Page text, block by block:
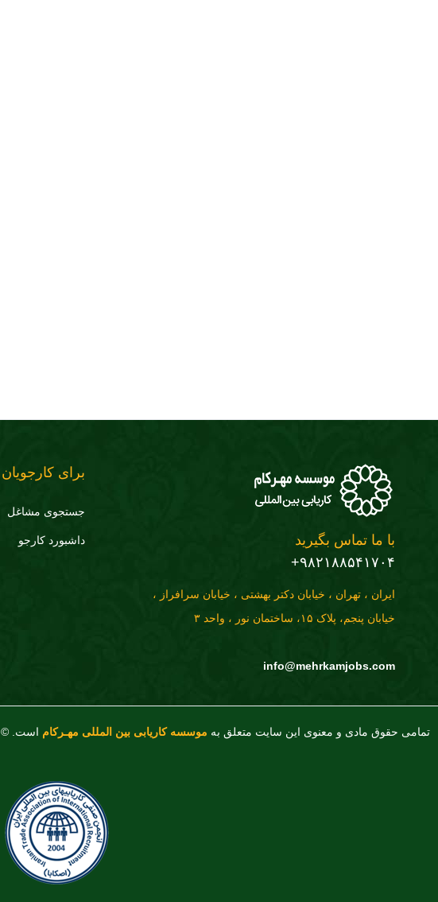
با ما تماس بگیرید
۹۸۲۱۸۸۵۴۱۷۰۴+
ایران ، تهران ، خیابان دکتر بهشتی ، خیابان سرافراز ،
خیابان پنجم، پلاک ۱۵، ساختمان نور ، واحد ۳
info@mehrkamjobs.com
برای کارجویان
جستجوی مشاغل
داشبورد کارجو
تمامی حقوق مادی و معنوی این سایت متعلق به موسسه کاریابی بین المللی مهـرکام است. © ۱۴۰۱